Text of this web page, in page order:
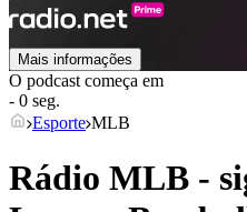
Mais informações
O podcast começa em
- 0 seg.
Esporte MLB
Rádio MLB -